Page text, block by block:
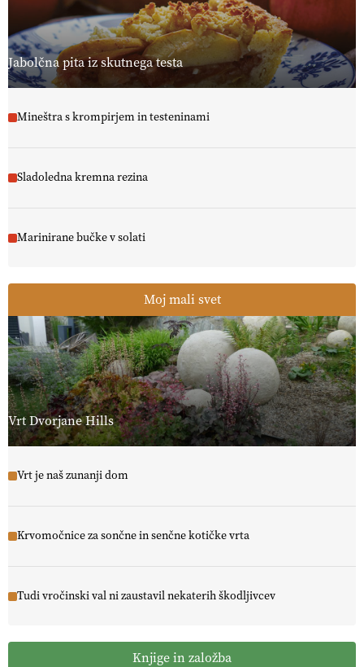
@EUAgri #IMCAP #CAP https://t.co/a1xatzEeid
13.07.2026
Jabolčna pita iz skutnega testa
Mineštra s krompirjem in testeninami
Sladoledna kremna rezina
Marinirane bučke v solati
Moj mali svet
Vrt Dvorjane Hills
Vrt je naš zunanji dom
Krvomočnice za sončne in senčne kotičke vrta
Tudi vročinski val ni zaustavil nekaterih škodljivcev
Knjige in založba